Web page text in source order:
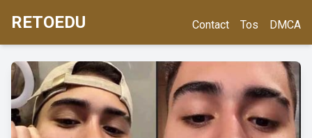
RETOEDU Contact Tos DMCA